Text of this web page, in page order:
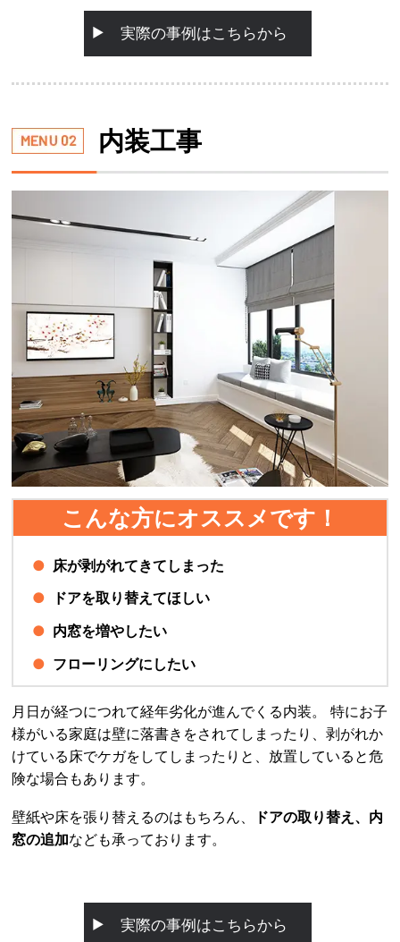
実際の事例はこちらから
内装工事
こんな方にオススメです！
床が剥がれてきてしまった
ドアを取り替えてほしい
内窓を増やしたい
フローリングにしたい
月日が経つにつれて経年劣化が進んでくる内装。 特にお子
様がいる家庭は壁に落書きをされてしまったり、剥がれか
けている床でケガをしてしまったりと、放置していると危
険な場合もあります。
壁紙や床を張り替えるのはもちろん、
ドアの取り替え、内
窓の追加なども承っております。
実際の事例はこちらから